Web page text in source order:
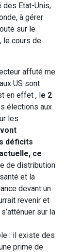
des Etat-Unis,
à gérer
sur le
le cours de
affuté me
US sont
en effet , le 2
élections aux
les
déficits
ce
de distribution
et la
devant un
revenir et
sur la
: il existe des
prime de